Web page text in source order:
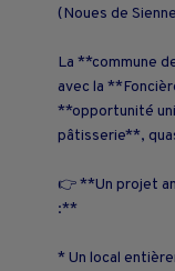
(Noues de
La **commune
avec la
**opportunité
pâtisserie**,
👉 **Un projet
:**
* Un local